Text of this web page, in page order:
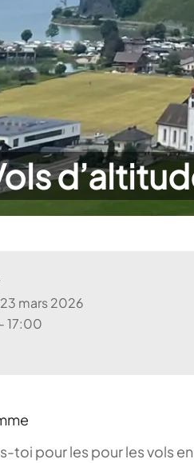
mars 2026
17:00
toi pour les pour les vols